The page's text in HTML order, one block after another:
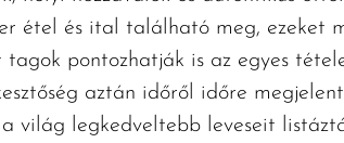
étel és ital található meg, ezeket
pontozhatják is az egyes
aztán időről időre
világ legkedveltebb leveseit